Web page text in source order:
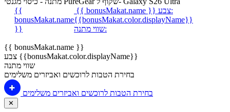
{{
bonusMakat.name
}}
{{ bonusMakat.name }}
צבע:
{{bonusMakat.color.displayName}}
שווי מתנה:
{{ bonusMakat.name }}
צבע {{bonusMakat.color.displayName}}
שווי מתנה
בחירת הטבות לרוכשים ואביזרים משלימים
בחירת הטבות לרוכשים ואביזרים משלימים
✕